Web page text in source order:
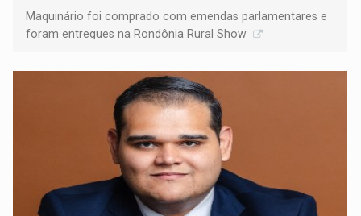
Maquinário foi comprado com emendas parlamentares e
foram entregues na Rondônia Rural Show